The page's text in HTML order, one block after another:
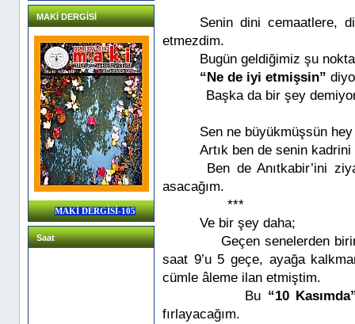
MAKİ DERGİSİ
MAKİ DERGİSİ-105
Saat
Senin dini cemaatlere,
etmezdim.
Bugün geldiğimiz şu
“Ne de iyi etmişsin”
Başka da bir şey
Sen ne büyükmüşsün
Artık ben de senin
Ben de Anıtkabir’ini
asacağım.
***
Ve bir şey daha;
Geçen senelerden
saat 9’u 5 geçe, ayağa
cümle âleme ilan etmiştim.
Bu “10
fırlayacağım.